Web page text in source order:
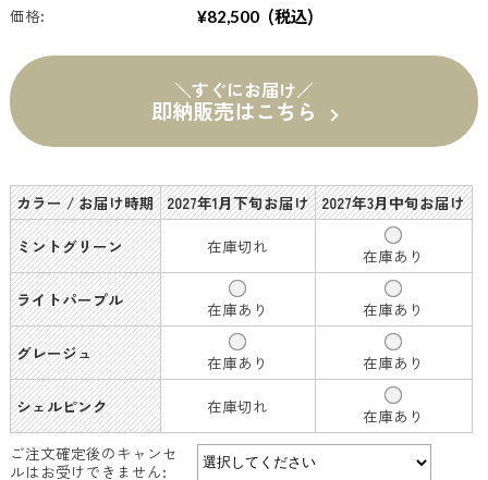
価格: ¥82,500 (税込)
＼すぐにお届け／
即納販売はこちら
カラー / お届け時期 2027年1月下旬お届け 2027年3月中旬お届け
ミントグリーン
在庫切れ
在庫あり
ライトパープル
在庫あり
在庫あり
グレージュ
在庫あり
在庫あり
シェルピンク
在庫切れ
在庫あり
ご注文確定後のキャンセ
ルはお受けできません: